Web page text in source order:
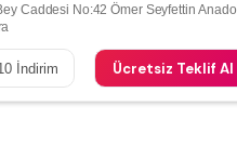
Caddesi No:42 Ömer Seyfettin
İndirim Ücretsiz Teklif Al